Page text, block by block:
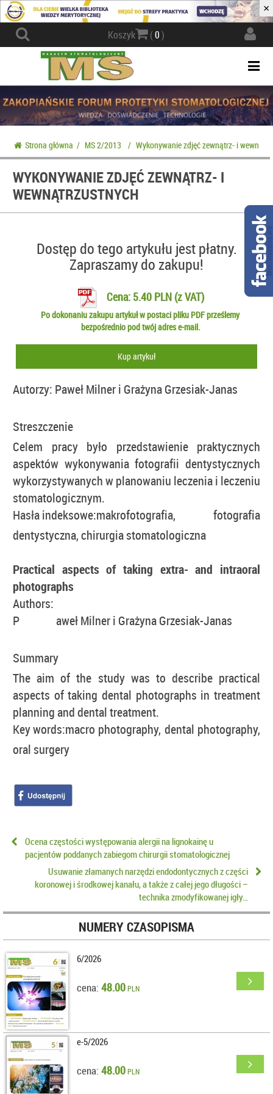
×
Koszyk (0)
Strona główna / MS 2/2013 / Wykonywanie zdjęć zewnątrz- i
WYKONYWANIE ZDJĘĆ ZEWNĄTRZ- I
WEWNĄTRZUSTNYCH
Dostęp do tego artykułu jest płatny.
Zapraszamy do zakupu!
Cena: 5.40 PLN (z VAT)
Po dokonaniu zakupu artykuł w postaci pliku PDF prześlemy
bezpośrednio pod twój adres e-mail.
Kup artykuł
Autorzy: Paweł Milner i Grażyna Grzesiak-Janas
Streszczenie
Celem pracy było przedstawienie praktycznych
aspektów wykonywania fotografii dentystycznych
wykorzystywanych w planowaniu leczenia i leczeniu
stomatologicznym.
Hasła indeksowe:makrofotografia, fotografia
dentystyczna, chirurgia stomatologiczna
Practical aspects of taking extra- and intraoral
photographs
Authors:
P
aweł Milner i Grażyna Grzesiak-Janas
Summary
The aim of the study was to describe practical
aspects of taking dental photographs in treatment
planning and dental treatment.
Key words:macro photography, dental photography,
oral surgery
Ocena częstości występowania alergii na lignokainę u
pacjentów poddanych zabiegom chirurgii stomatologicznej
Usuwanie złamanych narzędzi endodontycznych z części
koronowej i środkowej kanału, a także z całej jego długości –
technika zmodyfikowanej igły…
NUMERY CZASOPISMA
6/2026
cena: 48.00PLN
e-5/2026
cena: 48.00PLN